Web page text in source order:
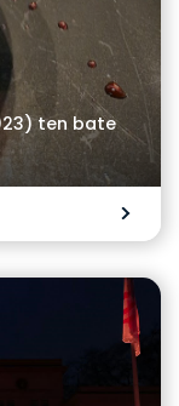
ten bate